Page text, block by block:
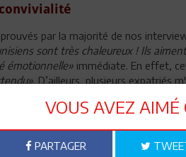
par la majorité de nos
sont très chaleureux ! Ils
émotionnelle» immédiate. En effet,
. D’ailleurs, plusieurs expatriés
transforment naturellement une
culturelle innée
VOUS AVEZ AIMÉ
PARTAGER